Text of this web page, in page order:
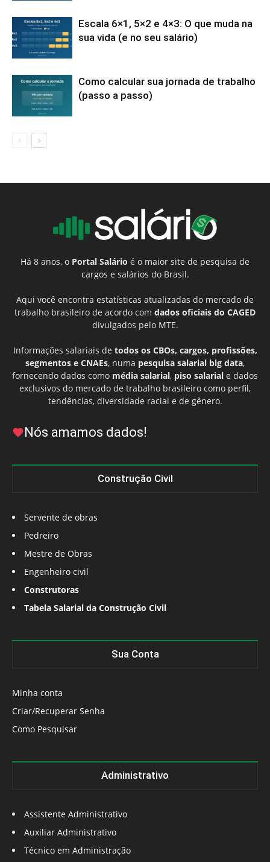
Escala 6×1, 5×2 e 4×3: O que muda na
sua vida (e no seu salário)
Como calcular sua jornada de trabalho
(passo a passo)
Há 8 anos, o Portal Salário é o maior site de pesquisa de
cargos e salários do Brasil.
Aqui você encontra estatísticas atualizadas do mercado de
trabalho brasileiro de acordo com dados oficiais do CAGED
divulgados pelo MTE.
Informações salariais de todos os CBOs, cargos, profissões,
segmentos e CNAEs, numa pesquisa salarial big data,
fornecendo dados como média salarial, piso salarial e dados
exclusivos do mercado de trabalho brasileiro como perfil,
tendências, diversidade racial e de gênero.
Nós amamos dados!
Construção Civil
Servente de obras
Pedreiro
Mestre de Obras
Engenheiro civil
Construtoras
Tabela Salarial da Construção Civil
Sua Conta
Minha conta
Criar/Recuperar Senha
Como Pesquisar
Administrativo
Assistente Administrativo
Auxiliar Administrativo
Técnico em Administração